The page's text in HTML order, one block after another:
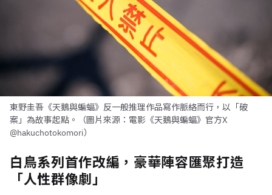
東野圭吾《天鵝與蝙蝠》反一般推理作品寫作脈絡而行，以「破
案」為故事起點。（圖片來源：電影《天鵝與蝙蝠》官方X
@hakuchotokomori）
白鳥系列首作改編，豪華陣容匯聚打造
「人性群像劇」